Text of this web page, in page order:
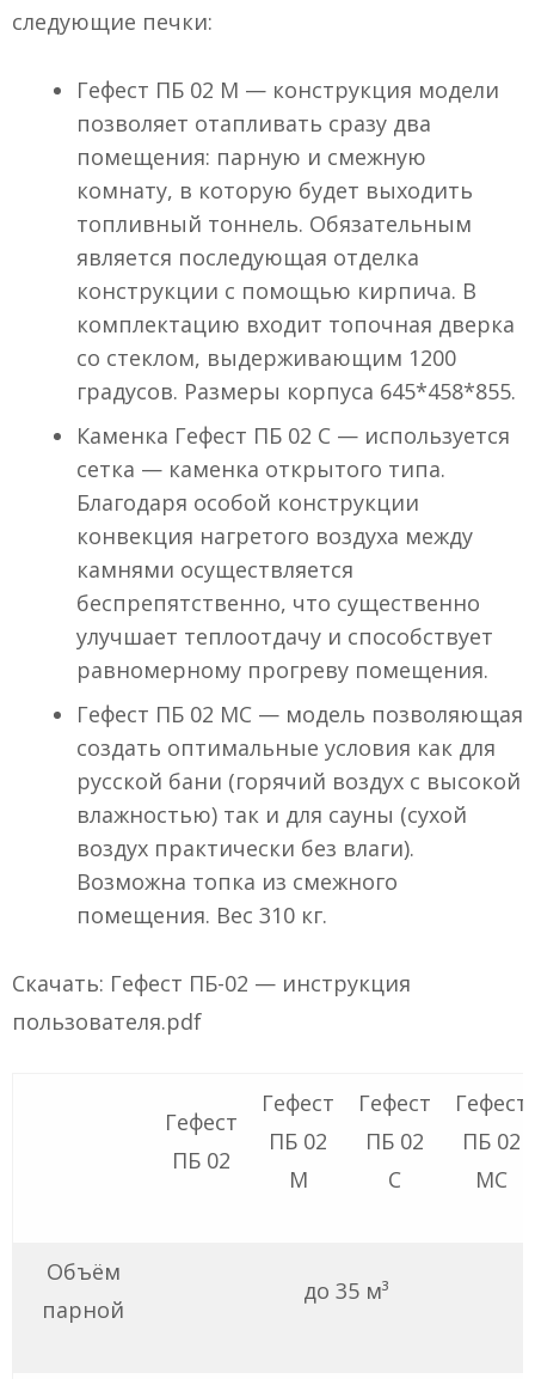
следующие печки:
Гефест ПБ 02 М — конструкция модели
позволяет отапливать сразу два
помещения: парную и смежную
комнату, в которую будет выходить
топливный тоннель. Обязательным
является последующая отделка
конструкции с помощью кирпича. В
комплектацию входит топочная дверка
со стеклом, выдерживающим 1200
градусов. Размеры корпуса 645*458*855.
Каменка Гефест ПБ 02 С — используется
сетка — каменка открытого типа.
Благодаря особой конструкции
конвекция нагретого воздуха между
камнями осуществляется
беспрепятственно, что существенно
улучшает теплоотдачу и способствует
равномерному прогреву помещения.
Гефест ПБ 02 МС — модель позволяющая
создать оптимальные условия как для
русской бани (горячий воздух с высокой
влажностью) так и для сауны (сухой
воздух практически без влаги).
Возможна топка из смежного
помещения. Вес 310 кг.
Скачать: Гефест ПБ-02 — инструкция
пользователя.pdf
Гефест
ПБ 02
Гефест
ПБ 02
М
Гефест
ПБ 02
С
Гефест
ПБ 02
МС
Объём
парной
до 35 м³